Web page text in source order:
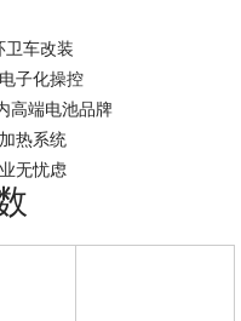
卫车改装
子化操控
高端电池品牌
热系统
无忧虑